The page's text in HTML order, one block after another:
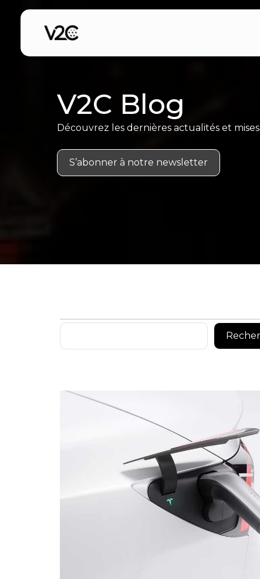
V2C Blog
Découvrez les dernières actualités et
S’abonner à notre newsletter
Rechercher